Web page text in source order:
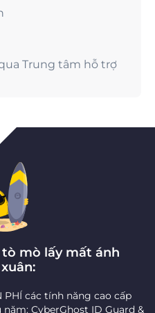
Trung tâm hỗ trợ
mò lấy mất ánh
PHÍ các tính năng cao cấp
CyberGhost ID Guard &